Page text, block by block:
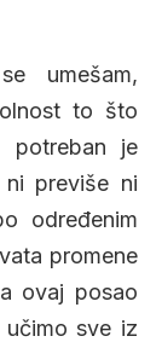
umešam,
to što
potreban je
ni previše ni
određenim
promene
ovaj posao
sve iz